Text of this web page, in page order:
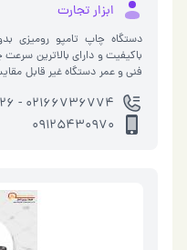
ابزار تجارت
باکیفیت و دارای بالاترین
فنی و عمر دستگاه غیر قابل
02166736774 - 66736726 - 66760959
09125430970